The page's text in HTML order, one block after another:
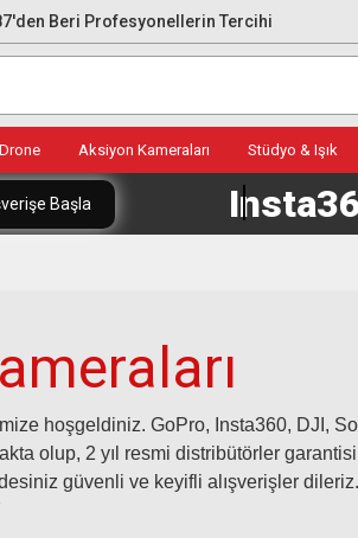
Beri Profesyonellerin Tercihi
Drone Aksiyon Kameraları Stüdyo & Işık
Başla
hoşgeldiniz. GoPro, Insta360, DJI,
olup, 2 yıl resmi distribütörler garantisi
güvenli ve keyifli alışverişler dileriz.